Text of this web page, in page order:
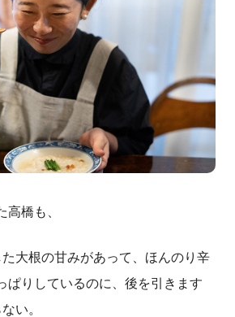
橋も、
大根の甘みがあって、ほんのり辛
ぱりしているのに、後を引きます
い。